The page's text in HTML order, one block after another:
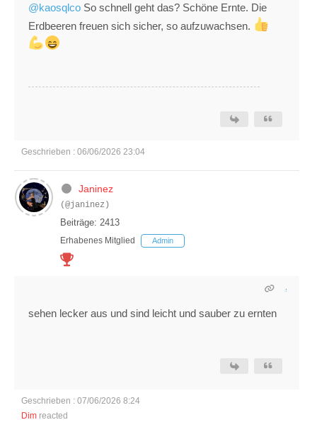
@kaosqlco So schnell geht das? Schöne Ernte. Die
Erdbeeren freuen sich sicher, so aufzuwachsen.
Geschrieben : 06/06/2026 23:04
Janinez
(@janinez)
Beiträge: 2413
Erhabenes Mitglied Admin
sehen lecker aus und sind leicht und sauber zu ernten
Geschrieben : 07/06/2026 8:24
Dim reacted